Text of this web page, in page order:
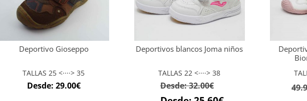
Deportivo Gioseppo
TALLAS 25 <····> 35
Desde: 29.00€
Deportivos blancos Joma niños
TALLAS 22 <····> 38
Desde:32.00€